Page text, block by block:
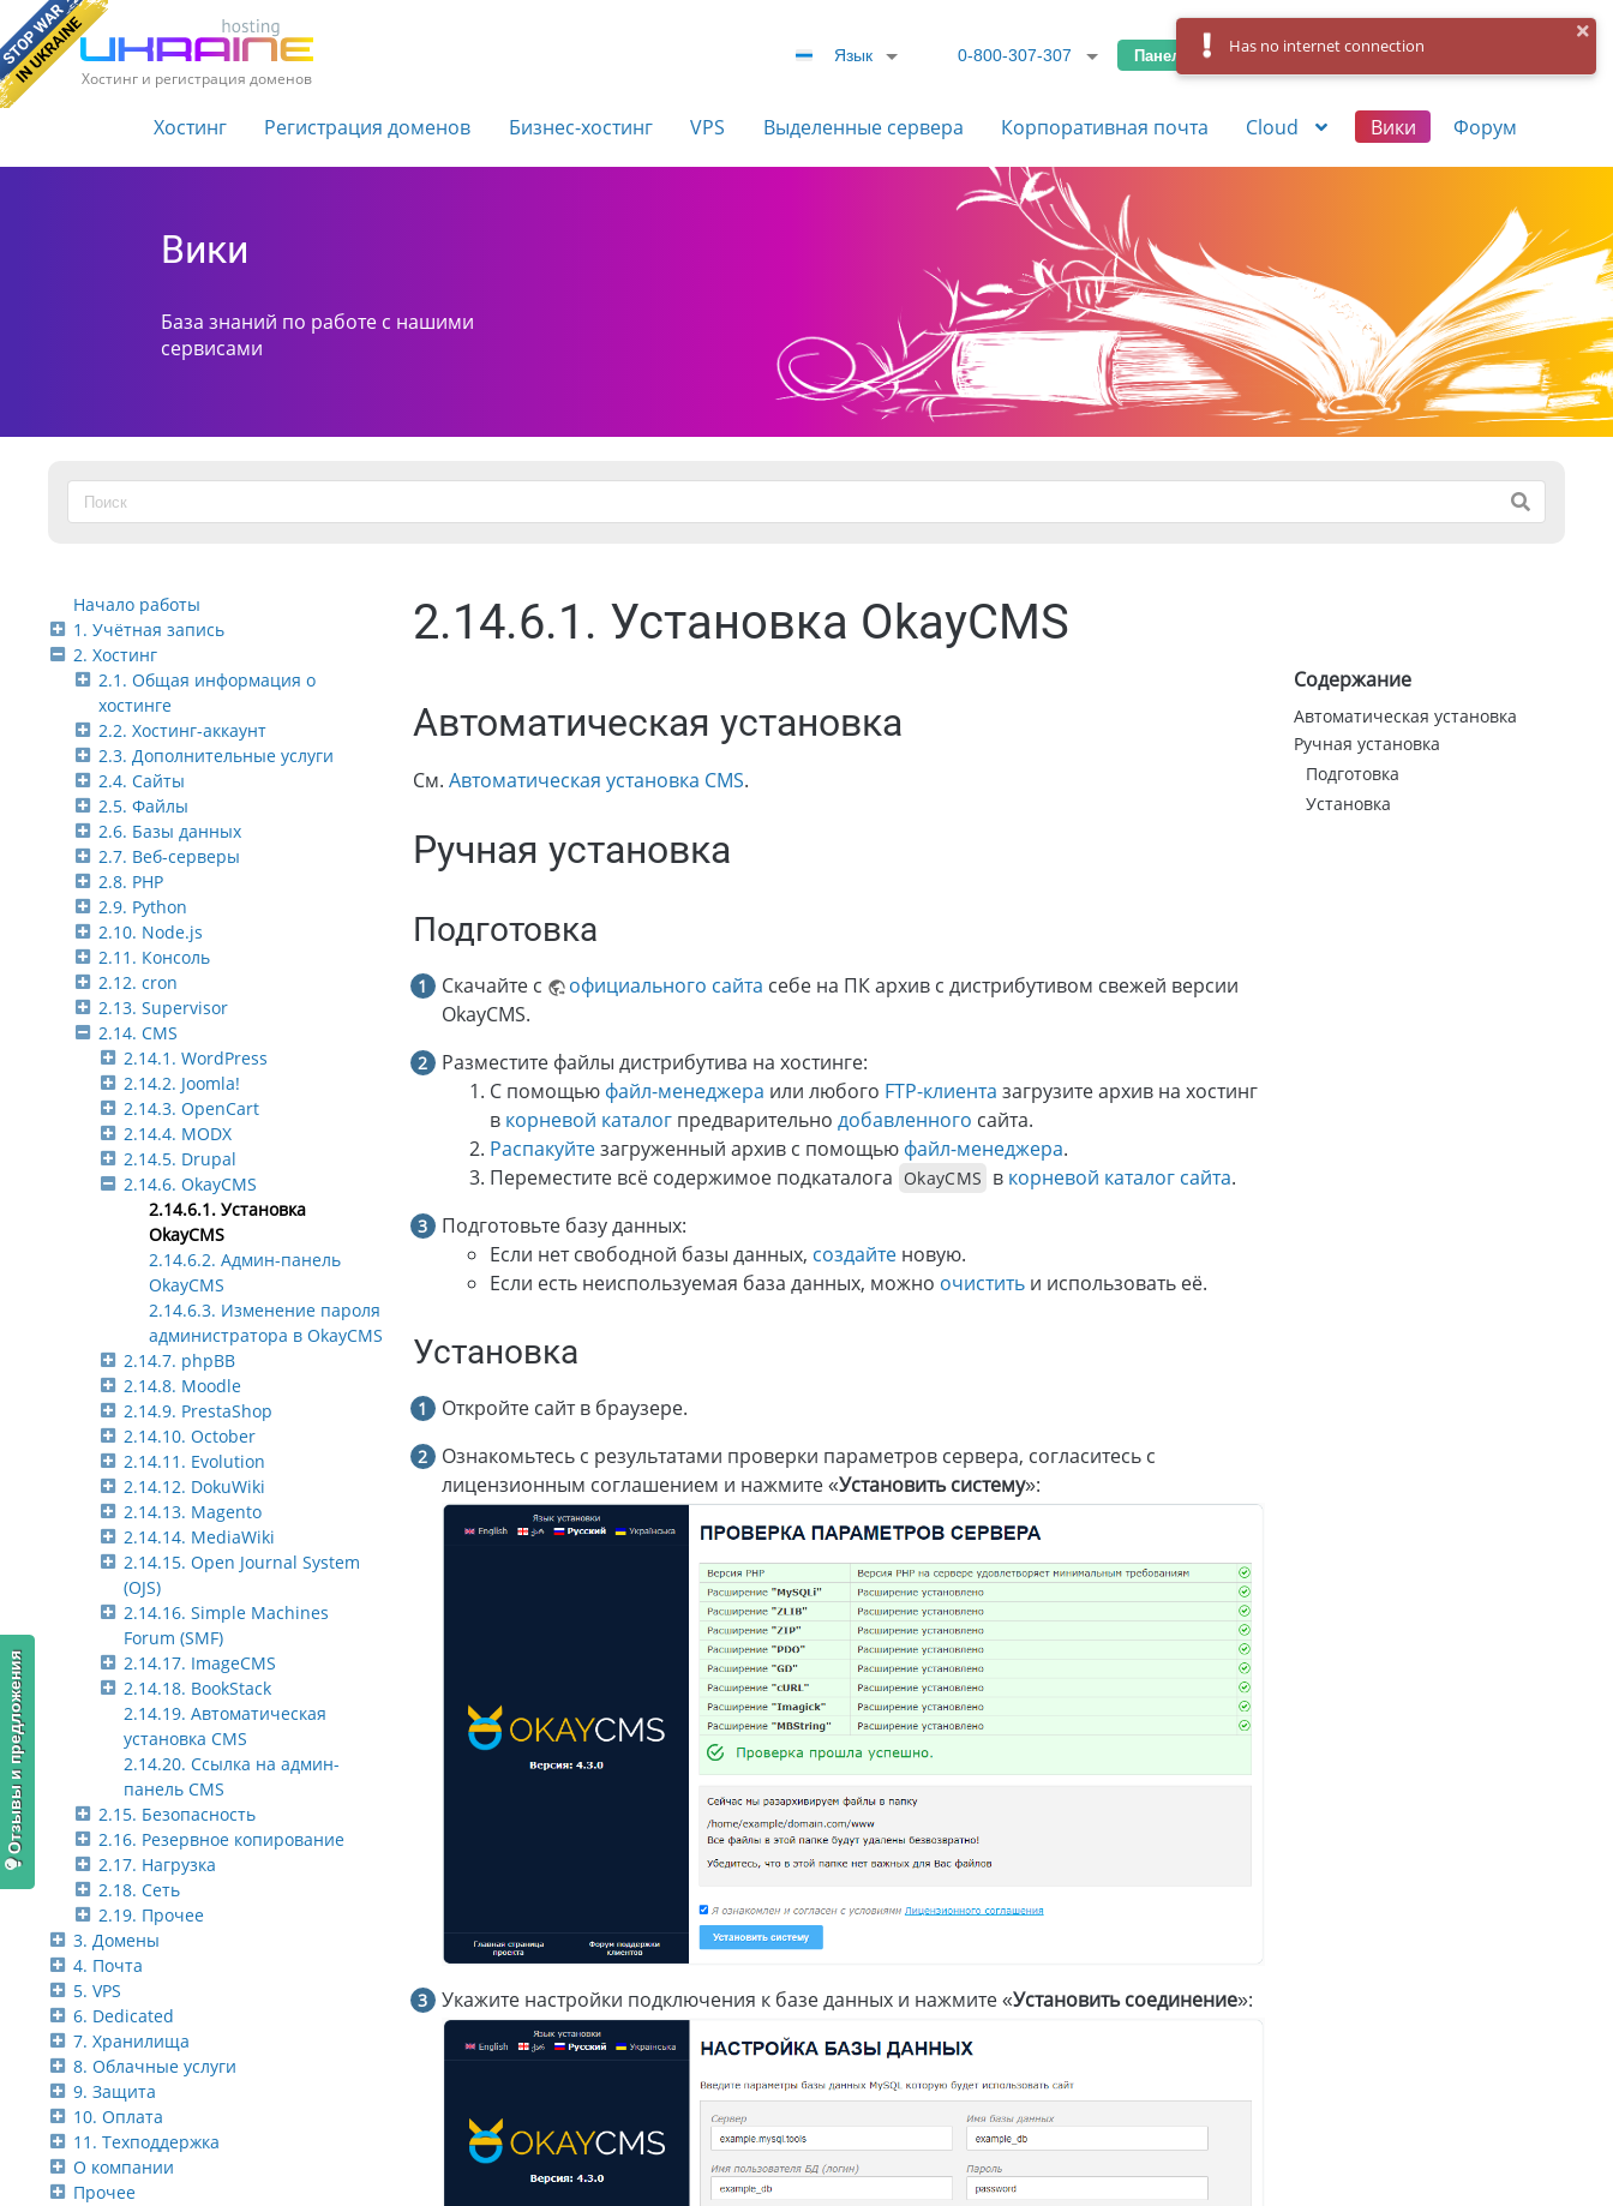
Хостинг и регистрация доменов
Язык 0-800-307-307 Панель управления Вход Регистрация
Хостинг Регистрация доменов Бизнес-хостинг VPS Выделенные сервера Корпоративная почта Cloud Вики Форум
Вики
База знаний по работе с нашими
сервисами
Начало работы
1. Учётная запись
2. Хостинг
2.1. Общая информация о
хостинге
2.2. Хостинг-аккаунт
2.3. Дополнительные услуги
2.4. Сайты
2.5. Файлы
2.6. Базы данных
2.7. Веб-серверы
2.8. PHP
2.9. Python
2.10. Node.js
2.11. Консоль
2.12. cron
2.13. Supervisor
2.14. CMS
2.14.1. WordPress
2.14.2. Joomla!
2.14.3. OpenCart
2.14.4. MODX
2.14.5. Drupal
2.14.6. OkayCMS
2.14.6.1. Установка
OkayCMS
2.14.6.2. Админ-панель
OkayCMS
2.14.6.3. Изменение пароля
администратора в OkayCMS
2.14.7. phpBB
2.14.8. Moodle
2.14.9. PrestaShop
2.14.10. October
2.14.11. Evolution
2.14.12. DokuWiki
2.14.13. Magento
2.14.14. MediaWiki
2.14.15. Open Journal System
(OJS)
2.14.16. Simple Machines
Forum (SMF)
2.14.17. ImageCMS
2.14.18. BookStack
2.14.19. Автоматическая
установка CMS
2.14.20. Ссылка на админ-
панель CMS
2.15. Безопасность
2.16. Резервное копирование
2.17. Нагрузка
2.18. Сеть
2.19. Прочее
3. Домены
4. Почта
5. VPS
6. Dedicated
7. Хранилища
8. Облачные услуги
9. Защита
10. Оплата
11. Техподдержка
О компании
Прочее
2.14.6.1. Установка OkayCMS
Автоматическая установка
См. Автоматическая установка CMS.
Ручная установка
Подготовка
Скачайте с официального сайта себе на ПК архив с дистрибутивом свежей версии
OkayCMS.
Разместите файлы дистрибутива на хостинге:
С помощью файл-менеджера или любого FTP-клиента загрузите архив на хостинг
в корневой каталог предварительно добавленного сайта.
Распакуйтезагруженный архив с помощью файл-менеджера.
Переместите всё содержимое подкаталога OkayCMS в корневой каталог сайта.
Подготовьте базу данных:
Если нет свободной базы данных, создайте новую.
Если есть неиспользуемая база данных, можно очистить и использовать её.
Установка
Откройте сайт в браузере.
Ознакомьтесь с результатами проверки параметров сервера, согласитесь с
лицензионным соглашением и нажмите «Установить систему»:
Укажите настройки подключения к базе данных и нажмите «Установить соединение»:
Содержание
Автоматическая установка
Ручная установка
Подготовка
Установка
Отзывы и предложения
Has no internet connection